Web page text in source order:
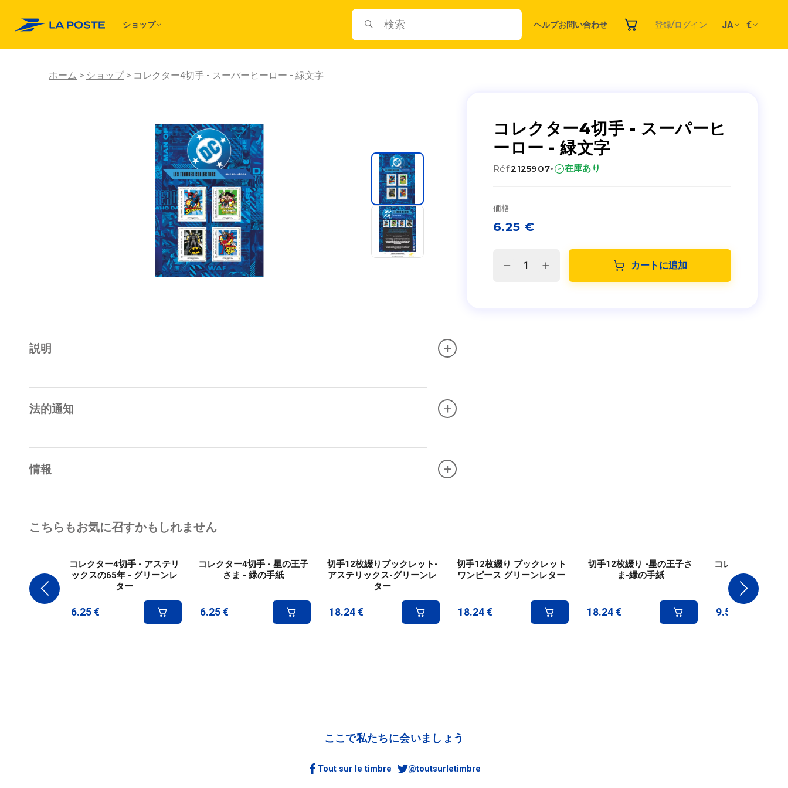
ショップ ヘルプお問い合わせ 登録/ログイン JA €
ホーム ショップ コレクター4切手 - スーパーヒーロー - 緑文字
コレクター4切手 - スーパーヒ
ーロー - 緑文字
Réf.2125907· 在庫あり
価格
6.25 €
カートに追加
説明 +
法的通知 +
情報 +
こちらもお気に召すかもしれません
コレクター4切手 - アステリ
ックスの65年 - グリーンレ
ター
6.25 €
コレクター4切手 - 星の王子
さま - 緑の手紙
6.25 €
切手12枚綴りブックレット-
アステリックス-グリーンレ
ター
18.24 €
切手12枚綴り ブックレット
ワンピース グリーンレター
18.24 €
切手12枚綴り -星の王子さ
ま-緑の手紙
18.24 €
コレクター4切手
ス - 国際
9.58
ここで私たちに会いましょう
Tout sur le timbre @toutsurletimbre